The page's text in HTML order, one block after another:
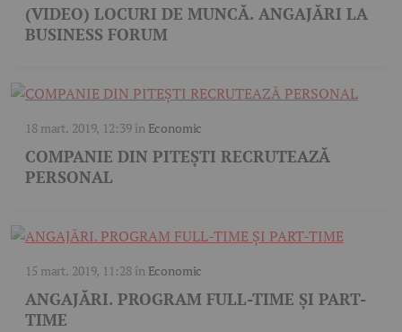
(VIDEO) LOCURI DE MUNCĂ. ANGAJĂRI LA
BUSINESS FORUM
18 mart. 2019, 12:39în Economic
COMPANIE DIN PITEȘTI RECRUTEAZĂ
PERSONAL
15 mart. 2019, 11:28în Economic
ANGAJĂRI. PROGRAM FULL-TIME ȘI PART-
TIME